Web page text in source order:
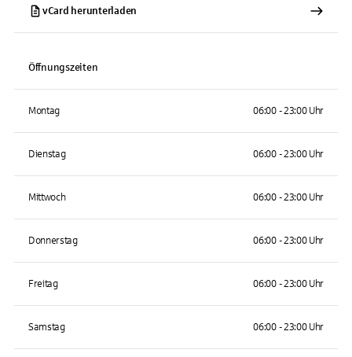
vCard herunterladen
Öffnungszeiten
Montag 06:00 - 23:00 Uhr
Dienstag 06:00 - 23:00 Uhr
Mittwoch 06:00 - 23:00 Uhr
Donnerstag 06:00 - 23:00 Uhr
Freitag 06:00 - 23:00 Uhr
Samstag 06:00 - 23:00 Uhr